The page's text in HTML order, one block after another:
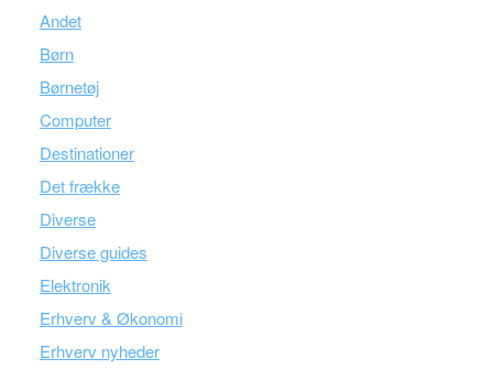
Andet
Børn
Børnetøj
Computer
Destinationer
Det frække
Diverse
Diverse guides
Elektronik
Erhverv & Økonomi
Erhverv nyheder